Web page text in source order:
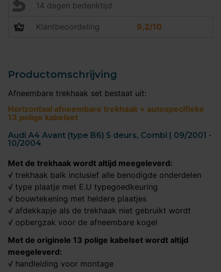
14 dagen bedenktijd
Klantbeoordeling 9,2/10
Productomschrijving
Afneembare trekhaak set bestaat uit:
Horizontaal afneembare trekhaak + autospecifieke
13 polige kabelset
Audi A4 Avant (type B6) 5 deurs, Combi | 09/2001 -
10/2004
Met de trekhaak wordt altijd meegeleverd:
√ trekhaak balk inclusief alle benodigde onderdelen
√ type plaatje met E.U typegoedkeuring
√ bouwtekening met heldere plaatjes
√ afdekkapje als de trekhaak niet gebruikt wordt
√ opbergzak voor de afneembare kogel
Met de originele 13 polige kabelset wordt altijd
meegeleverd:
√ handleiding voor montage